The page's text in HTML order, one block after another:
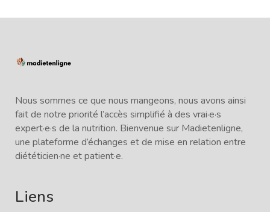
Nous sommes ce que nous mangeons, nous avons ainsi
fait de notre priorité l’accès simplifié à des vrai·e·s
expert·e·s de la nutrition. Bienvenue sur Madietenligne,
une plateforme d’échanges et de mise en relation entre
diététicien·ne et patient·e.
Liens